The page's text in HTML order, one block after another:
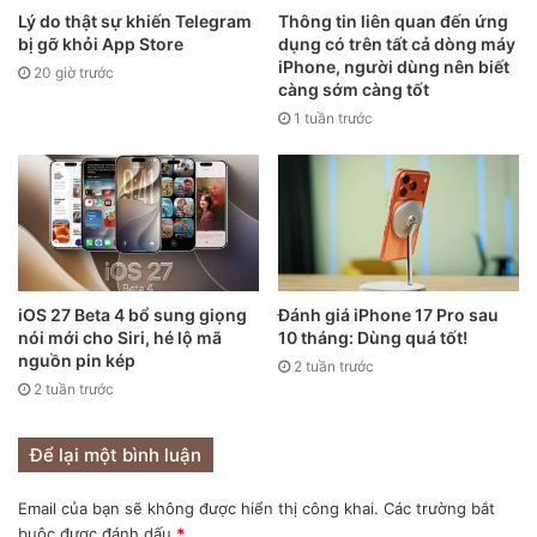
Bạn có dự đoán gì về giá bán iPhone 14 Max không?
Lý do thật sự khiến Telegram
bị gỡ khỏi App Store
20 giờ trước
Thông tin liên quan đến ứng
dụng có trên tất cả dòng máy
iPhone, người dùng nên biết
càng sớm càng tốt
1 tuần trước
iOS 27 Beta 4 bổ sung giọng
nói mới cho Siri, hé lộ mã
nguồn pin kép
2 tuần trước
Đánh giá iPhone 17 Pro sau
10 tháng: Dùng quá tốt!
2 tuần trước
Để lại một bình luận
Email của bạn sẽ không được hiển thị công khai. Các trường bắt
buộc được đánh dấu *